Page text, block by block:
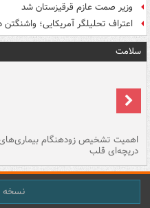
وزیر صمت عازم قرقیزستان شد
اعتراف تحلیلگر آمریکایی؛ واشنگتن
سلامت
اهمیت تشخیص زودهنگام
دریچه‌ای قلب